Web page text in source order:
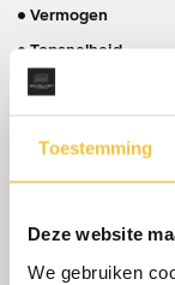
Toestemming
Deze website
We gebruiken
Vermogen
Topsnelheid
Carrosserie
Gewicht
Laadvermogen